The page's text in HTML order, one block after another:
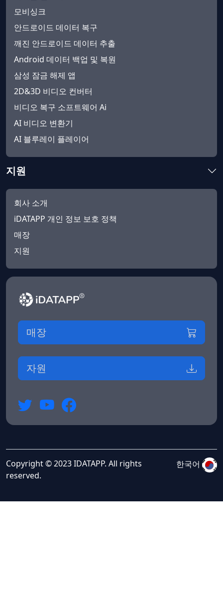
모비싱크
안드로이드 데이터 복구
깨진 안드로이드 데이터 추출
Android 데이터 백업 및 복원
삼성 잠금 해제 앱
2D&3D 비디오 컨버터
비디오 복구 소프트웨어 Ai
AI 비디오 변환기
AI 블루레이 플레이어
지원
회사 소개
iDATAPP 개인 정보 보호 정책
매장
지원
매장
자원
Copyright © 2023 IDATAPP. All rights
reserved.
한국어